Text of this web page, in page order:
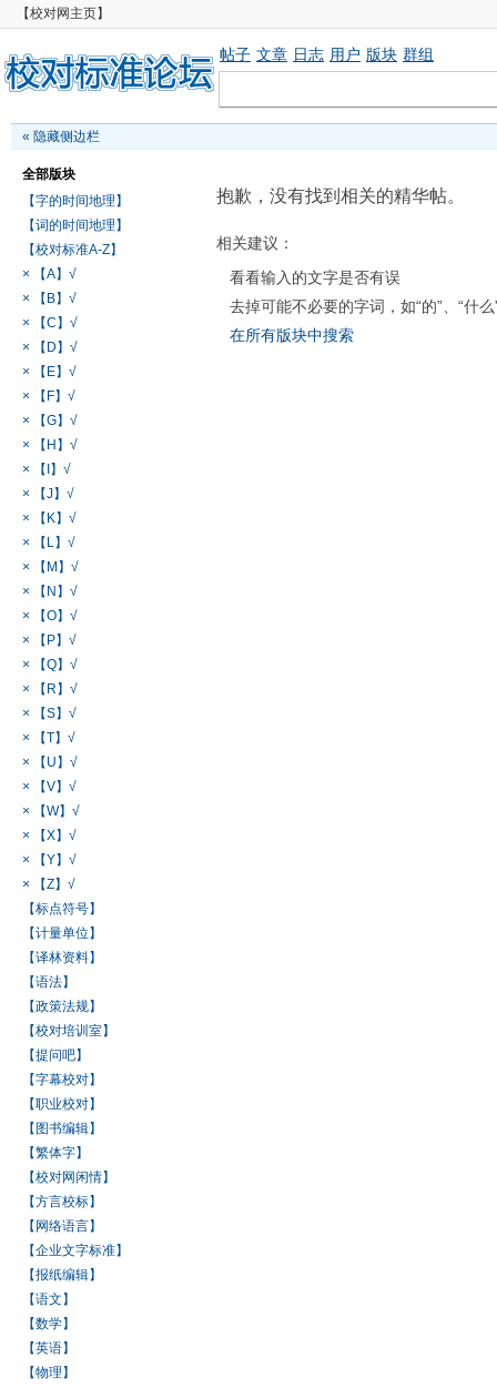
【校对网主页】
帖子 文章 日志 用户 版块 群组
« 隐藏侧边栏
全部版块
【字的时间地理】
【词的时间地理】
【校对标准A-Z】
× 【A】√
× 【B】√
× 【C】√
× 【D】√
× 【E】√
× 【F】√
× 【G】√
× 【H】√
× 【I】√
× 【J】√
× 【K】√
× 【L】√
× 【M】√
× 【N】√
× 【O】√
× 【P】√
× 【Q】√
× 【R】√
× 【S】√
× 【T】√
× 【U】√
× 【V】√
× 【W】√
× 【X】√
× 【Y】√
× 【Z】√
【标点符号】
【计量单位】
【译林资料】
【语法】
【政策法规】
【校对培训室】
【提问吧】
【字幕校对】
【职业校对】
【图书编辑】
【繁体字】
【校对网闲情】
【方言校标】
【网络语言】
【企业文字标准】
【报纸编辑】
【语文】
【数学】
【英语】
【物理】
抱歉，没有找到相关的精华帖。
相关建议：
看看输入的文字是否有误
去掉可能不必要的字词，如“的”、“什么
在所有版块中搜索